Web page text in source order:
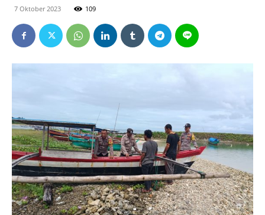
7 Oktober 2023 109